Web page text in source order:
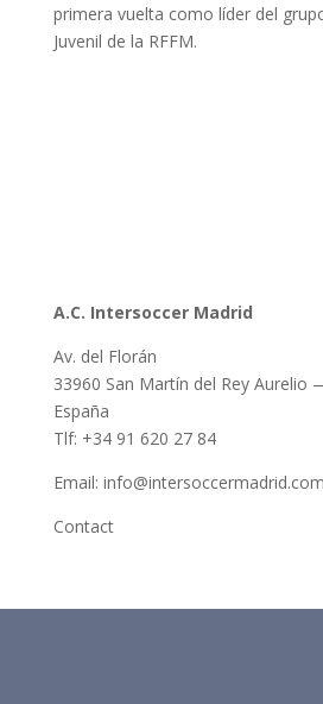
primera vuelta como líder del
Juvenil de la RFFM.
A.C. Intersoccer Madrid
Av. del Florán
33960 San Martín del Rey Aurelio
España
Tlf: +34 91 620 27 84
Email: info@intersoccermadrid.com
Contact